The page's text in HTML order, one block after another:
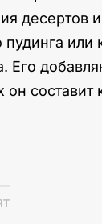
десертов и
или
он